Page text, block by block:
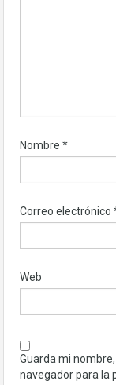
Nombre *
Correo electrónico
Web
Guarda mi
navegador para la